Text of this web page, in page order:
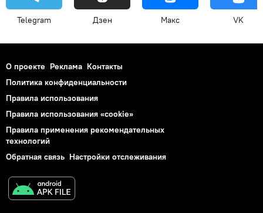
Telegram Дзен Макс VK
О проекте Реклама Контакты
Политика конфиденциальности
Правила использования
Правила использования «cookie»
Правила применения рекомендательных
технологий
Обратная связь Настройки отслеживания